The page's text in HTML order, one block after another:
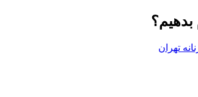
بدهیم؟
تهران